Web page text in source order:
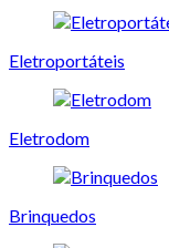
Eletroportáteis
Eletrodom
Brinquedos